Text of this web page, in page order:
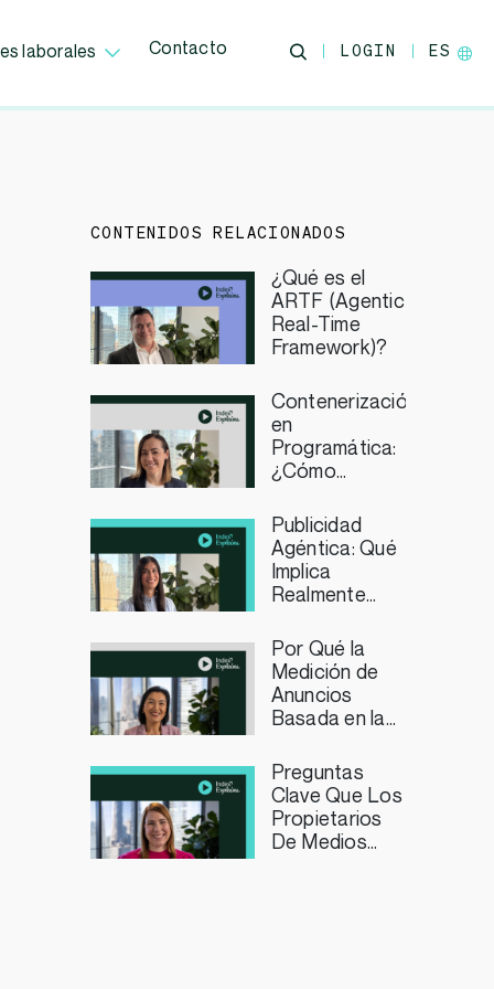
laborales Contacto LOGIN ES
CONTENIDOS RELACIONADOS
¿Qué es el
ARTF (Agentic
Real-Time
Framework)?
Contenerización
en
Programática:
¿Cómo
Publicidad
Agéntica: Qué
Implica
Realmente
Profesionales
del Marketing
Por Qué la
Medición de
Anuncios
Basada en la
Importante
para los
Editores de
Streaming TV
Preguntas
Clave Que Los
Propietarios
De Medios